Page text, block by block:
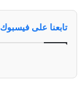
تابعنا على فيسبوك